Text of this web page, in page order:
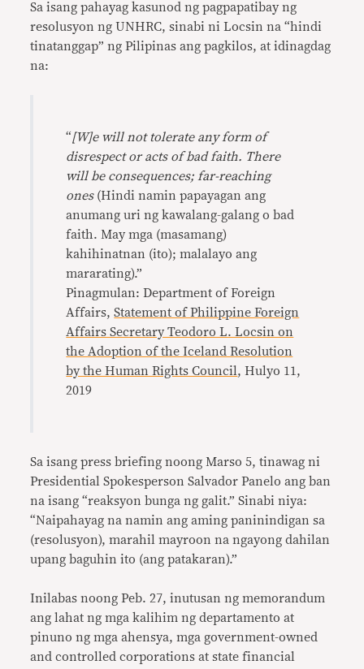
Sa isang pahayag kasunod ng pagpapatibay ng
resolusyon ng UNHRC, sinabi ni Locsin na “hindi
tinatanggap” ng Pilipinas ang pagkilos, at idinagdag
na:
“[W]e will not tolerate any form of
disrespect or acts of bad faith. There
will be consequences; far-reaching
ones (Hindi namin papayagan ang
anumang uri ng kawalang-galang o bad
faith. May mga (masamang)
kahihinatnan (ito); malalayo ang
mararating).”
Pinagmulan: Department of Foreign
Affairs,Statement of Philippine Foreign
Affairs Secretary Teodoro L. Locsin on
the Adoption of the Iceland Resolution
by the Human Rights Council , Hulyo 11,
2019
Sa isang press briefing noong Marso 5, tinawag ni
Presidential Spokesperson Salvador Panelo ang ban
na isang “reaksyon bunga ng galit.” Sinabi niya:
“Naipahayag na namin ang aming paninindigan sa
(resolusyon), marahil mayroon na ngayong dahilan
upang baguhin ito (ang patakaran).”
Inilabas noong Peb. 27, inutusan ng memorandum
ang lahat ng mga kalihim ng departamento at
pinuno ng mga ahensya, mga government-owned
and controlled corporations at state financial